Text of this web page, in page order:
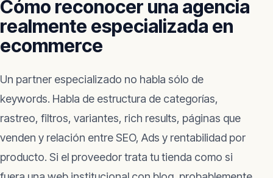
Cómo reconocer una agencia
realmente especializada en
ecommerce
Un partner especializado no habla sólo de
keywords. Habla de estructura de categorías,
rastreo, filtros, variantes, rich results, páginas que
venden y relación entre SEO, Ads y rentabilidad por
producto. Si el proveedor trata tu tienda como si